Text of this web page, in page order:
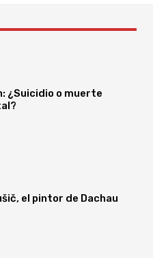
¿Suicidio o muerte
el pintor de Dachau